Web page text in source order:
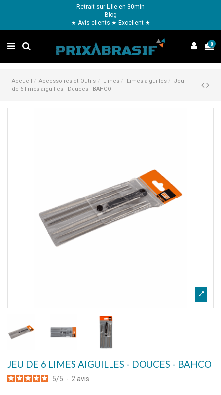
Retrait sur Lille en 30min
Blog
★ Avis clients ★ Excellent ★
0
Accueil Accessoires et Outils Limes Limes aiguilles
Jeu
de 6 limes aiguilles - Douces - BAHCO
JEU DE 6 LIMES AIGUILLES - DOUCES - BAHCO
5/5 - 2 avis